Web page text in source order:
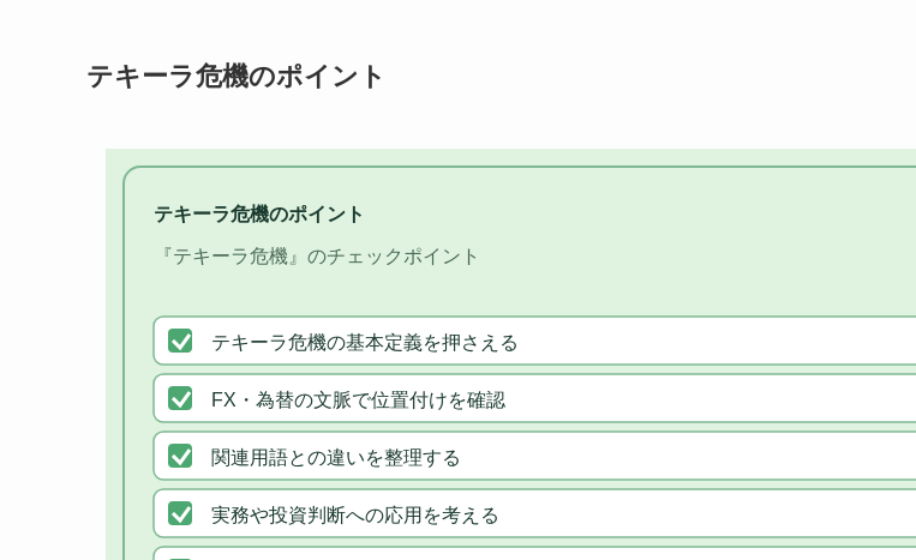
テキーラ危機のポイント
テキーラ危機のポイント
『テキーラ危機』のチェックポイント
テキーラ危機の基本定義を押さえる
FX・為替の文脈で位置付けを確認
関連用語との違いを整理する
実務や投資判断への応用を考える